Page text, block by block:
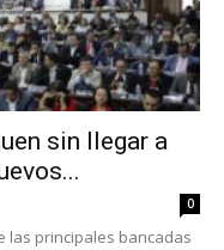
sin llegar a
0
las principales bancadas